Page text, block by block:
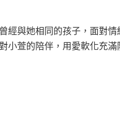
經與她相同的孩子，面對
小萱的陪伴，用愛軟化充